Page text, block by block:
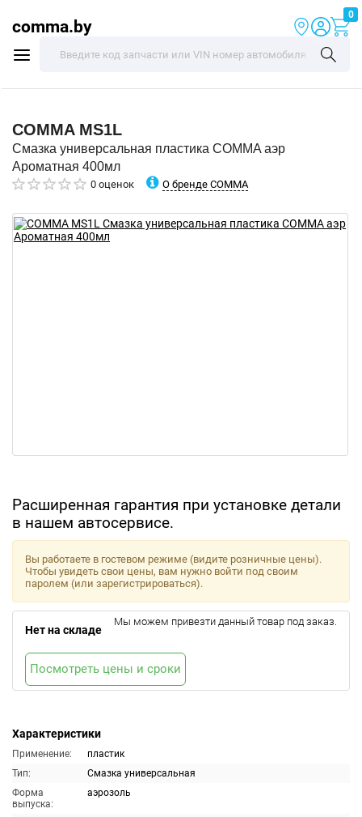
comma.by
0
COMMA MS1L
Смазка универсальная пластика COMMA аэр
Ароматная 400мл
0 оценок О бренде COMMA
Расширенная гарантия при установке детали
в нашем автосервисе.
Характеристики
Применение:
пластик
Тип:
Смазка универсальная
Форма
выпуска:
аэрозоль
Вы работаете в гостевом режиме (видите розничные цены).
Чтобы увидеть свои цены, вам нужно войти под своим
паролем (или зарегистрироваться).
Нет на складе
Мы можем привезти данный товар под заказ.
Посмотреть цены и сроки